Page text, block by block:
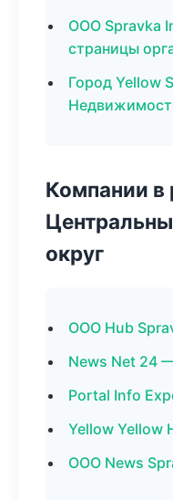
ООО Spravka
страницы
Город Yellow
Компании в
округ
ООО Hub
News Net 24
Portal Info
Yellow Yellow
ООО News